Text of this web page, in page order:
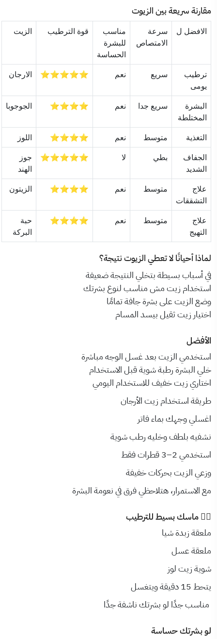
مقارنة سريعة بين الزيوت
الافضل ل
سرعة
الامتصاص
مناسب
للبشرة
الحساسة
قوة الترطيب الزيت
ترطيب
يومى
سريع نعم ⭐⭐⭐⭐⭐ الارجان
البشرة
المختلطة
سريع جدا نعم ⭐⭐⭐⭐ الجوجوبا
التغذية متوسط نعم ⭐⭐⭐⭐
اللوز
الجفاف
الشديد
بطي لا ⭐⭐⭐⭐⭐
جوز
الهند
علاج
التشققات
متوسط نعم ⭐⭐⭐⭐ الزيتون
علاج
التهيج
متوسط نعم ⭐⭐⭐⭐
حبة
البركة
لماذا أحيانًا لا تعطي الزيوت نتيجة؟
في أسباب بسيطة بتخلي النتيجة ضعيفة
استخدام زيت مش مناسب لنوع بشرتك
وضع الزيت على بشرة جافة تمامًا
اختيار زيت ثقيل بيسد المسام
الأفضل
استخدمي الزيت بعد غسل الوجه مباشرة
خلي البشرة رطبة شوية قبل الاستخدام
اختاري زيت خفيف للاستخدام اليومي
طريقة استخدام زيت الأرجان
اغسلي وجهك بماء فاتر
نشفيه بلطف وخليه رطب شوية
استخدمي 2–3 قطرات فقط
وزعي الزيت بحركات خفيفة
مع الاستمرار، هتلاحظي فرق في نعومة البشرة
🧖‍♀️ ماسك بسيط للترطيب
ملعقة زبدة شيا
ملعقة عسل
شوية زيت لوز
يتحط 15 دقيقة ويتغسل
مناسب جدًا لو بشرتك ناشفة جدًا
لو بشرتك حساسة